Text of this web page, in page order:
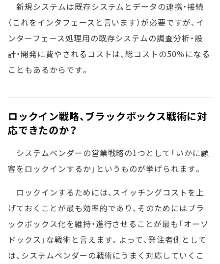
新規システムは既存システムとデータの連携・接続
（これをインタフェースと言います）が必要ですが、イ
ンターフェース処理用の既存システムの調査分析・設
計・開発に費やされるコストは、総コストの50％になる
こともあるからです。
ロックイン戦略、ブラックボックス戦術に対
応できたのか？
システムベンダーの営業戦略の1つとして「いかに顧
客をロックインするか」というものが挙げられます。
ロックインするためには、スイッチングコストを上
げておくことが最も効率的であり、そのためにはブラ
ックボックス化を維持・進行させることが最も「オーソ
ドックス」な戦術と言えます。よって、発注者側として
は、システムベンダーの戦術にうまく対応していくこ